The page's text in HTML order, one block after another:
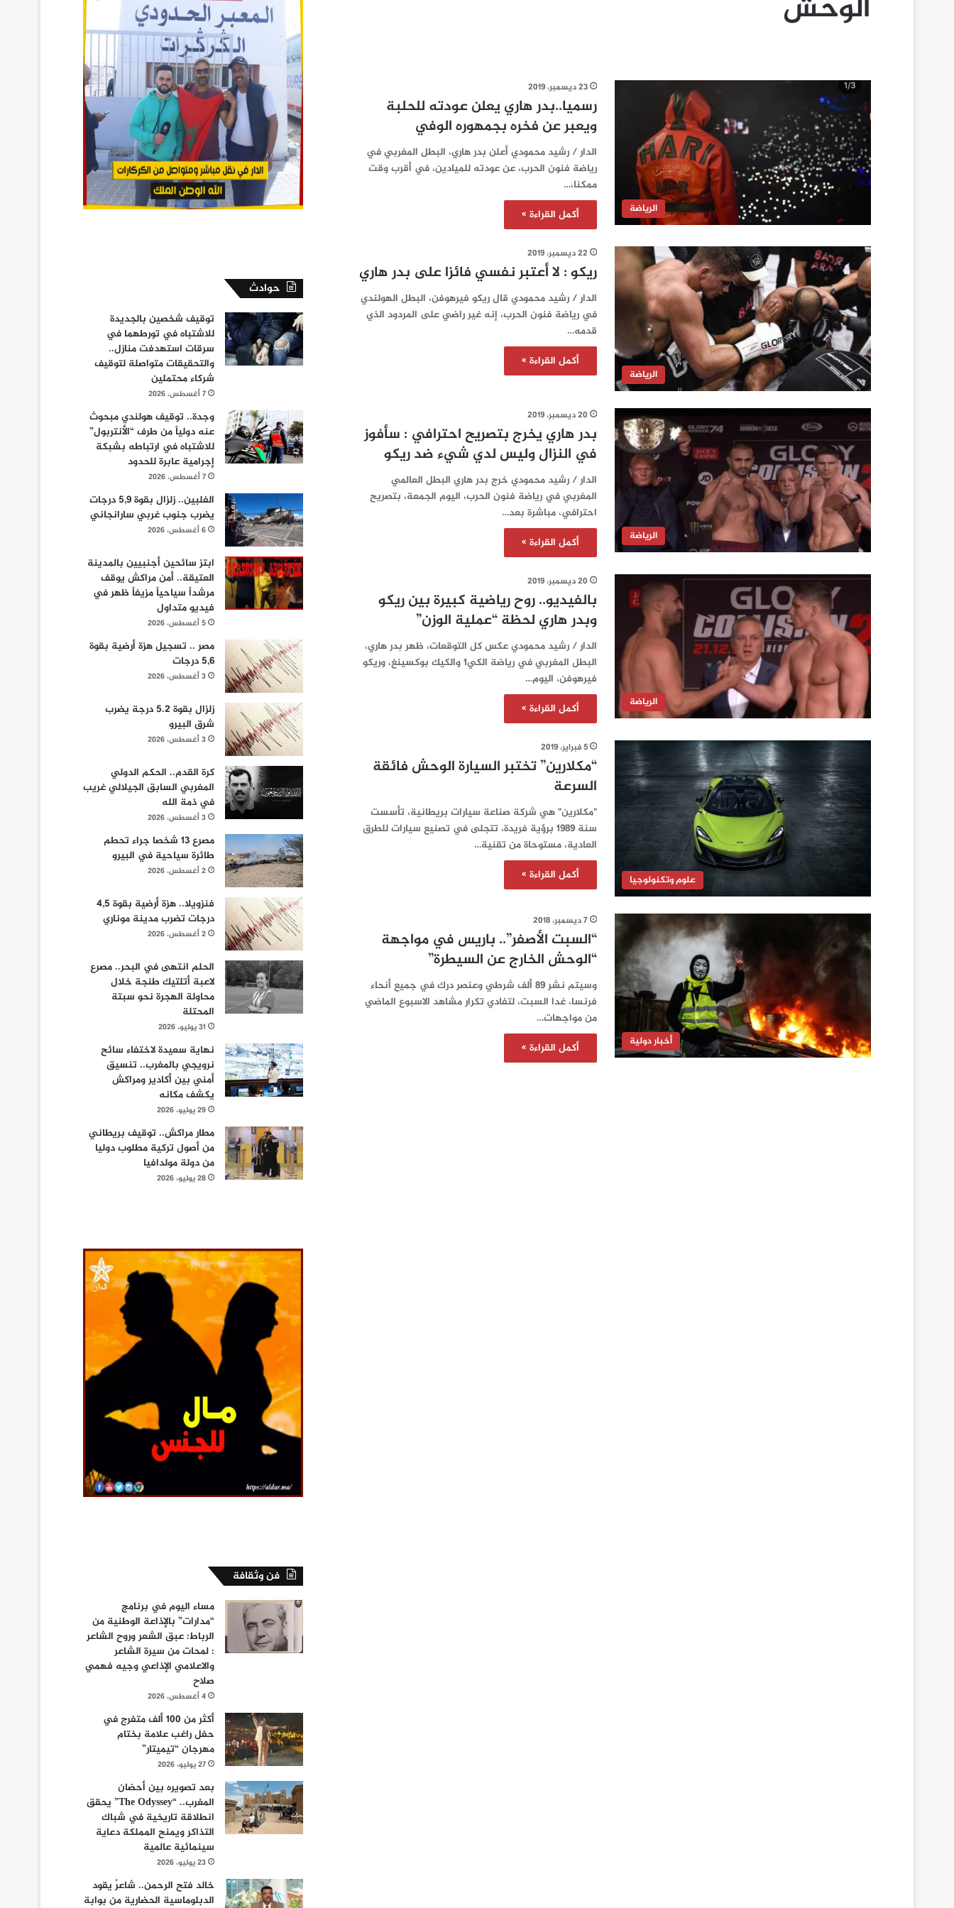
الوحش
الرياضة
23 ديسمبر، 2019
رسميا..بدر هاري يعلن عودته للحلبة
ويعبر عن فخره بجمهوره الوفي
الدار / رشيد محمودي أعلن بدر هاري، البطل المغربي في
رياضة فنون الحرب، عن عودته للميادين، في أقرب وقت
ممكنا،…
أكمل القراءة »
الرياضة
22 ديسمبر، 2019
ريكو : لا أعتبر نفسي فائزا على بدر هاري
الدار / رشيد محمودي قال ريكو فيرهوفن، البطل الهولندي
في رياضة فنون الحرب، إنه غير راضي على المردود الذي
قدمه…
أكمل القراءة »
الرياضة
20 ديسمبر، 2019
بدر هاري يخرج بتصريح احترافي : سأفوز
في النزال وليس لدي شيء ضد ريكو
الدار / رشيد محمودي خرج بدر هاري البطل العالمي
المغربي في رياضة فنون الحرب، اليوم الجمعة، بتصريح
احترافي، مباشرة بعد…
أكمل القراءة »
الرياضة
20 ديسمبر، 2019
بالفيديو.. روح رياضية كبيرة بين ريكو
وبدر هاري لحظة “عملية الوزن”
الدار / رشيد محمودي عكس كل التوقعات، ظهر بدر هاري،
البطل المغربي في رياضة الكي1 والكيك بوكسينغ، وريكو
فيرهوفن، اليوم…
أكمل القراءة »
علوم وتكنولوجيا
5 فبراير، 2019
“مكلارين” تختبر السيارة الوحش فائقة
السرعة
"مكلارين" هي شركة صناعة سيارات بريطانية، تأسست
سنة 1989 برؤية فريدة، تتجلى في تصنيع سيارات للطرق
العادية، مستوحاة من تقنية…
أكمل القراءة »
أخبار دولية
7 ديسمبر، 2018
“السبت الأصفر”.. باريس في مواجهة
“الوحش الخارج عن السيطرة”
وسيتم نشر 89 ألف شرطي وعنصر درك في جميع أنحاء
فرنسا، غدا السبت، لتفادي تكرار مشاهد الاسبوع الماضي
من مواجهات…
أكمل القراءة »
حوادث
توقيف شخصين بالجديدة
للاشتباه في تورطهما في
سرقات استهدفت منازل..
والتحقيقات متواصلة لتوقيف
شركاء محتملين
7 أغسطس، 2026
وجدة.. توقيف هولندي مبحوث
عنه دولياً من طرف “الأنتربول”
للاشتباه في ارتباطه بشبكة
إجرامية عابرة للحدود
7 أغسطس، 2026
الفلبين.. زلزال بقوة 5,9 درجات
يضرب جنوب غربي سارانجاني
6 أغسطس، 2026
ابتز سائحين أجنبيين بالمدينة
العتيقة.. أمن مراكش يوقف
مرشداً سياحياً مزيفاً ظهر في
فيديو متداول
5 أغسطس، 2026
مصر .. تسجيل هزة أرضية بقوة
5,6 درجات
3 أغسطس، 2026
زلزال بقوة 5.2 درجة يضرب
شرق البيرو
3 أغسطس، 2026
كرة القدم.. الحكم الدولي
المغربي السابق الجيلالي غريب
في ذمة الله
3 أغسطس، 2026
مصرع 13 شخصا جراء تحطم
طائرة سياحية في البيرو
2 أغسطس، 2026
فنزويلا.. هزة أرضية بقوة 4,5
درجات تضرب مدينة موناري
2 أغسطس، 2026
الحلم انتهى في البحر.. مصرع
لاعبة أتلتيك طنجة خلال
محاولة الهجرة نحو سبتة
المحتلة
31 يوليو، 2026
نهاية سعيدة لاختفاء سائح
نرويجي بالمغرب.. تنسيق
أمني بين أكادير ومراكش
يكشف مكانه
29 يوليو، 2026
مطار مراكش.. توقيف بريطاني
من أصول تركية مطلوب دوليا
من دولة مولدافيا
28 يوليو، 2026
فن وثقافة
مساء اليوم في برنامج
“مدارات” بالإذاعة الوطنية من
الرباط: عبق الشعر وروح الشاعر
: لمحات من سيرة الشاعر
والاعلامي الإذاعي وجيه فهمي
صلاح
4 أغسطس، 2026
أكثر من 100 ألف متفرج في
حفل راغب علامة بختام
مهرجان “تيميتار”
27 يوليو، 2026
بعد تصويره بين أحضان
المغرب.. “The Odyssey” يحقق
انطلاقة تاريخية في شباك
التذاكر ويمنح المملكة دعاية
سينمائية عالمية
23 يوليو، 2026
خالد فتح الرحمن.. شاعرٌ يقود
الدبلوماسية الحضارية من بوابة